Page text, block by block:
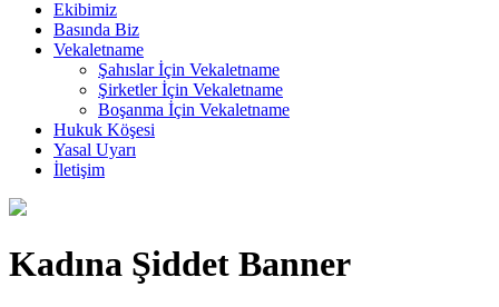
Ekibimiz
Basında Biz
Vekaletname
Şahıslar İçin Vekaletname
Şirketler İçin Vekaletname
Boşanma İçin Vekaletname
Hukuk Köşesi
Yasal Uyarı
İletişim
Kadına Şiddet Banner